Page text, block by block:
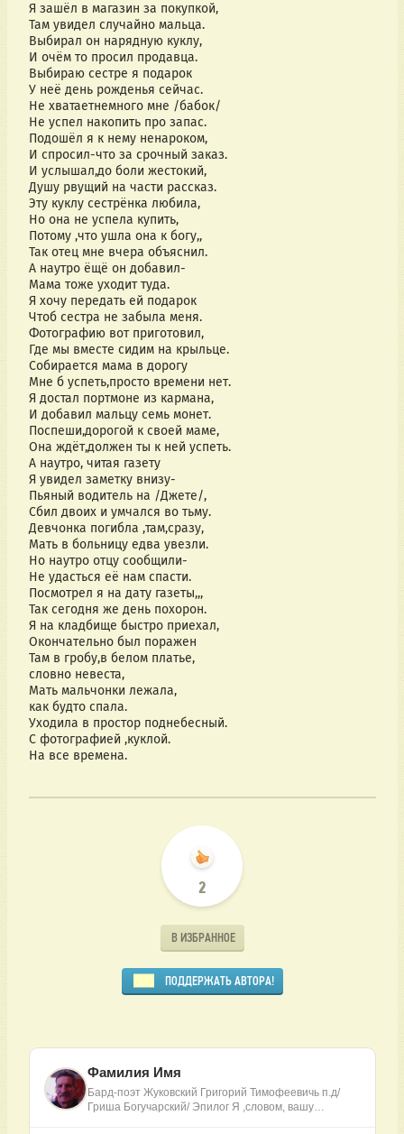
Я зашёл в магазин за покупкой,
Там увидел случайно мальца.
Выбирал он нарядную куклу,
И очём то просил продавца.
Выбираю сестре я подарок
У неё день рожденья сейчас.
Не хватаетнемного мне /бабок/
Не успел накопить про запас.
Подошёл я к нему ненароком,
И спросил-что за срочный заказ.
И услышал,до боли жестокий,
Душу рвущий на части рассказ.
Эту куклу сестрёнка любила,
Но она не успела купить,
Потому ,что ушла она к богу,,
Так отец мне вчера объяснил.
А наутро ёщё он добавил-
Мама тоже уходит туда.
Я хочу передать ей подарок
Чтоб сестра не забыла меня.
Фотографию вот приготовил,
Где мы вместе сидим на крыльце.
Собирается мама в дорогу
Мне б успеть,просто времени нет.
Я достал портмоне из кармана,
И добавил мальцу семь монет.
Поспеши,дорогой к своей маме,
Она ждёт,должен ты к ней успеть.
А наутро, читая газету
Я увидел заметку внизу-
Пьяный водитель на /Джете/,
Сбил двоих и умчался во тьму.
Девчонка погибла ,там,сразу,
Мать в больницу едва увезли.
Но наутро отцу сообщили-
Не удасться её нам спасти.
Посмотрел я на дату газеты,,,
Так сегодня же день похорон.
Я на кладбище быстро приехал,
Окончательно был поражен
Там в гробу,в белом платье,
словно невеста,
Мать мальчонки лежала,
как будто спала.
Уходила в простор поднебесный.
С фотографией ,куклой.
На все времена.
2
В ИЗБРАННОЕ
ПОДДЕРЖАТЬ АВТОРА!
Фамилия Имя
Бард-поэт Жуковский Григорий Тимофеевичь п.д/
Гриша Богучарский/ Эпилог Я ,словом, вашу…